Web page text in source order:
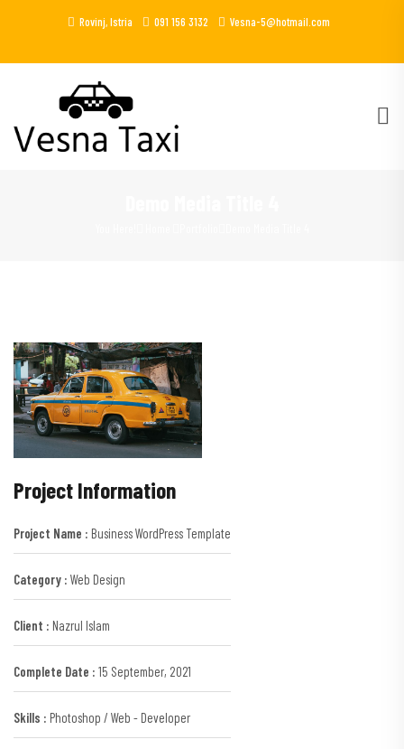
Rovinj, Istria 091 156 3132 Vesna-5@hotmail.com
Project Information
Project Name : Business WordPress Template
Category : Web Design
Client : Nazrul Islam
Complete Date : 15 September, 2021
Skills : Photoshop / Web - Developer